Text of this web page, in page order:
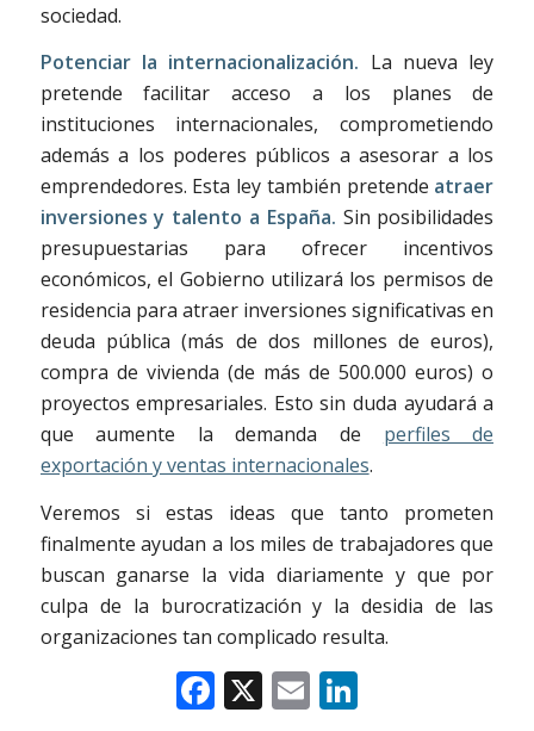
sociedad.
Potenciar la internacionalización. La nueva ley
pretende facilitar acceso a los planes de
instituciones internacionales, comprometiendo
además a los poderes públicos a asesorar a los
emprendedores. Esta ley también pretende atraer
inversiones y talento a España. Sin posibilidades
presupuestarias para ofrecer incentivos
económicos, el Gobierno utilizará los permisos de
residencia para atraer inversiones significativas en
deuda pública (más de dos millones de euros),
compra de vivienda (de más de 500.000 euros) o
proyectos empresariales. Esto sin duda ayudará a
que aumente la demanda de perfiles de
exportación y ventas internacionales.
Veremos si estas ideas que tanto prometen
finalmente ayudan a los miles de trabajadores que
buscan ganarse la vida diariamente y que por
culpa de la burocratización y la desidia de las
organizaciones tan complicado resulta.
Facebook
X EmailLinkedIn